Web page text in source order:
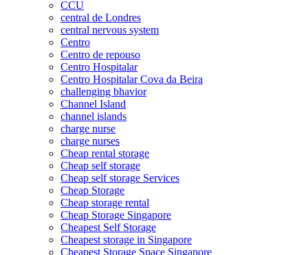
CCU
central de Londres
central nervous system
Centro
Centro de repouso
Centro Hospitalar
Centro Hospitalar Cova da Beira
challenging bhavior
Channel Island
channel islands
charge nurse
charge nurses
Cheap rental storage
Cheap self storage
Cheap self storage Services
Cheap Storage
Cheap storage rental
Cheap Storage Singapore
Cheapest Self Storage
Cheapest storage in Singapore
Cheapest Storage Space Singapore